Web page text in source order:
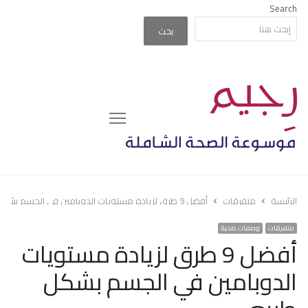
Search
بحث
Menu
الرئيسة متفرقات أفضل 9 طرق لزيادة مستويات الدوبامين في الجسم بشكل طبيعي
متفرقات وصفات صحية
أفضل 9 طرق لزيادة مستويات
الدوبامين في الجسم بشكل